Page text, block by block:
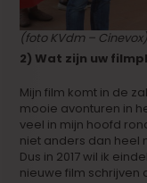
(foto KVdm – Cinevox)
2) Wat zijn uw
Mijn film komt in de
mooie avonturen in
veel in mijn hoofd
niet anders dan heel
Dus in 2017 wil ik
nieuwe film schrijven